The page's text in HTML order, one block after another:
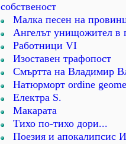
собственост
Малка песен на
Ангелът унищожител в
Работници VІ
Изоставен трафопост
Смъртта на Владимир
Натюрморт ordine
Електра S.
Макарата
Тихо по-тихо дори...
Поезия и апокалипсис